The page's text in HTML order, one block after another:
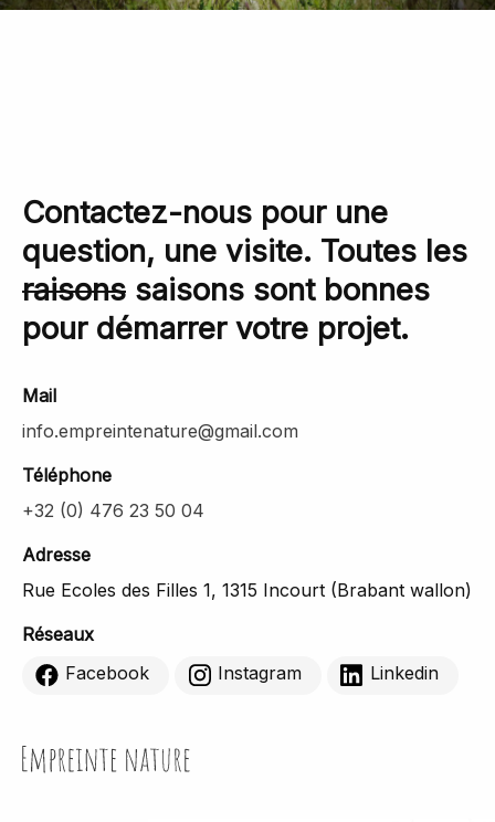
Contactez-nous pour une
question, une visite. Toutes les
raisons saisons sont bonnes
pour démarrer votre projet.
Mail
info.empreintenature@gmail.com
Téléphone
+32 (0) 476 23 50 04
Adresse
Rue Ecoles des Filles 1, 1315 Incourt (Brabant wallon)
Réseaux
Facebook
Instagram Linkedin
Empreinte Nature